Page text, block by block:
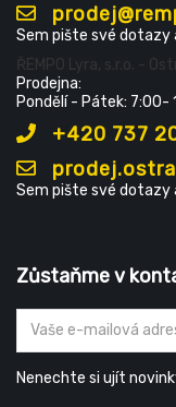
Sem pište své dotazy
ŘEMPO Lyra, s.r.o. -
Prodejna:
Pondělí - Pátek: 7:00-
+420 737
Sem pište své dotazy
Zůstaňme v
Nenechte si ujít